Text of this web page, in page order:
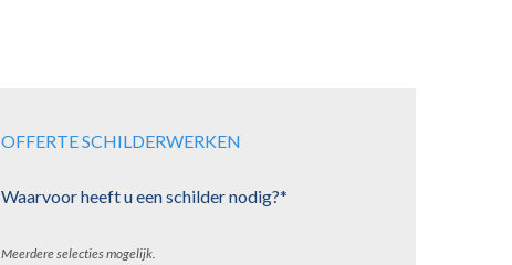
OFFERTE SCHILDERWERKEN
Waarvoor heeft u een schilder nodig?*
Meerdere selecties mogelijk.